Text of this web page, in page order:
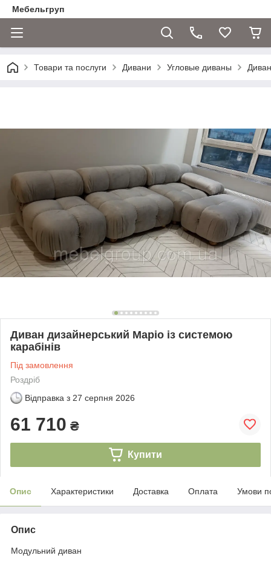
Мебельгруп
Товари та послуги Дивани Угловые диваны
Диван дизайнерський Маріо із системою
карабінів
Під замовлення
Роздріб
Відправка з 27 серпня 2026
61 710 ₴
Купити
Опис Характеристики Доставка Оплата Умови
Опис
Модульний диван